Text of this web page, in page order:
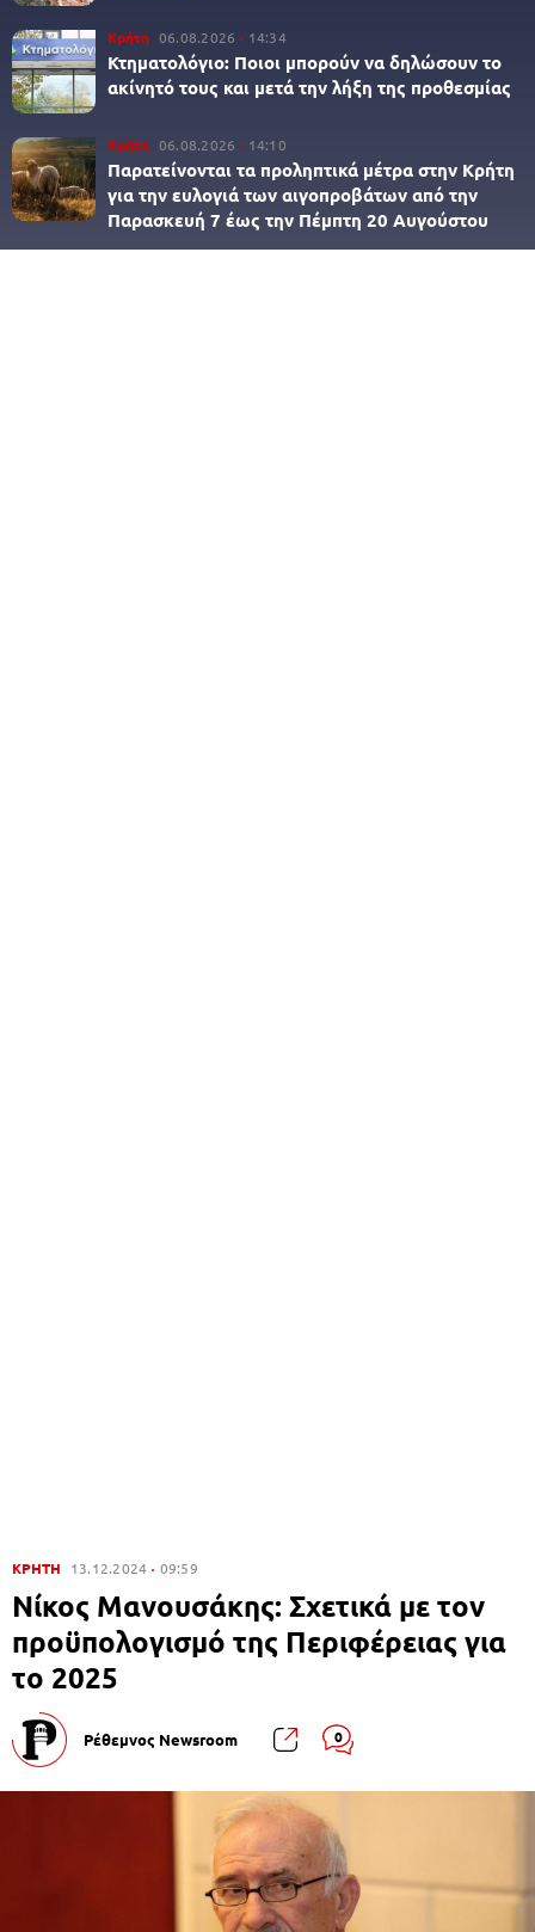
Κρήτη 06.08.2026 14:34
Κτηματολόγιο: Ποιοι μπορούν να δηλώσουν το
ακίνητό τους και μετά την λήξη της προθεσμίας
Κρήτη 06.08.2026 14:10
Παρατείνονται τα προληπτικά μέτρα στην Κρήτη
για την ευλογιά των αιγοπροβάτων από την
Παρασκευή 7 έως την Πέμπτη 20 Αυγούστου
ΚΡΗΤΗ 13.12.2024 09:59
Νίκος Μανουσάκης: Σχετικά με τον
προϋπολογισμό της Περιφέρειας για
το 2025
Ρέθεμνος Newsroom 0